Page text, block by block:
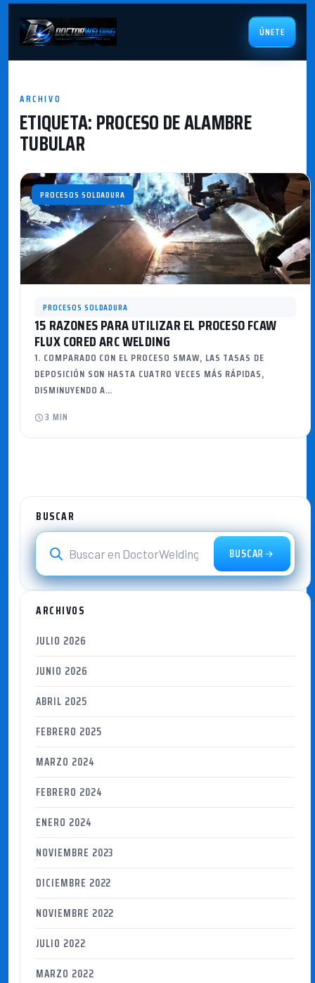
ÚNETE
ARCHIVO
ETIQUETA:PROCESO DE ALAMBRE
TUBULAR
PROCESOS SOLDADURA
PROCESOS SOLDADURA
15 RAZONES PARA UTILIZAR EL PROCESO FCAW
FLUX CORED ARC WELDING
1. COMPARADO CON EL PROCESO SMAW, LAS TASAS DE
DEPOSICIÓN SON HASTA CUATRO VECES MÁS RÁPIDAS,
DISMINUYENDO A…
3 MIN
BUSCAR
BUSCAR
ARCHIVOS
JULIO 2026
JUNIO 2026
ABRIL 2025
FEBRERO 2025
MARZO 2024
FEBRERO 2024
ENERO 2024
NOVIEMBRE 2023
DICIEMBRE 2022
NOVIEMBRE 2022
JULIO 2022
MARZO 2022